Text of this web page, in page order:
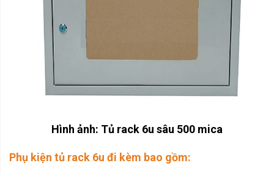
Hình ảnh: Tủ rack 6u sâu 500 mica
Phụ kiện tủ rack 6u đi kèm bao gồm: